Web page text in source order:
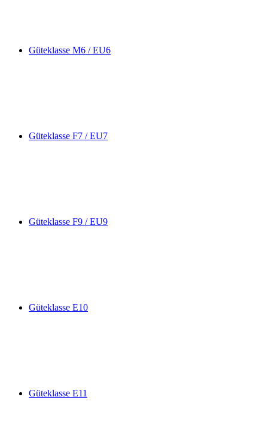
Güteklasse M6 / EU6
Güteklasse F7 / EU7
Güteklasse F9 / EU9
Güteklasse E10
Güteklasse E11